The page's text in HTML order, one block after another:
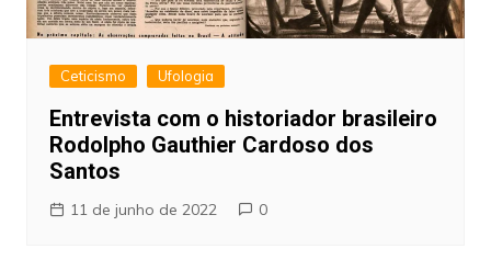
Ceticismo Ufologia
Entrevista com o historiador brasileiro
Rodolpho Gauthier Cardoso dos
Santos
11 de junho de 2022 0